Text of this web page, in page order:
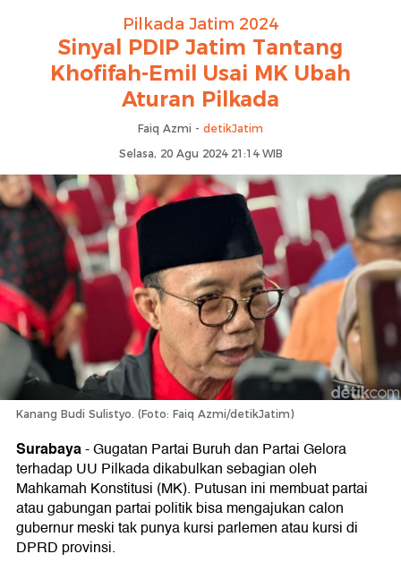
Pilkada Jatim 2024
Sinyal PDIP Jatim Tantang
Khofifah-Emil Usai MK Ubah
Aturan Pilkada
Faiq Azmi - detikJatim
Selasa, 20 Agu 2024 21:14 WIB
Kanang Budi Sulistyo. (Foto: Faiq Azmi/detikJatim)
Surabaya-Gugatan Partai Buruh dan Partai Gelora
terhadap UU Pilkada dikabulkan sebagian oleh
Mahkamah Konstitusi (MK). Putusan ini membuat partai
atau gabungan partai politik bisa mengajukan calon
gubernur meski tak punya kursi parlemen atau kursi di
DPRD provinsi.